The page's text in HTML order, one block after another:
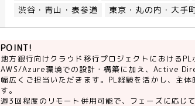
渋谷・青山・表参道
東京・丸の内・大手
POINT!
地方銀行向けクラウド移行プロジェクトにおけるPL
AWS/Azure環境での設計・構築に加え、Active
幅広くご担当いただきます。PL経験を活かし、主
す。
週3回程度のリモート併用可能で、フェーズに応じ